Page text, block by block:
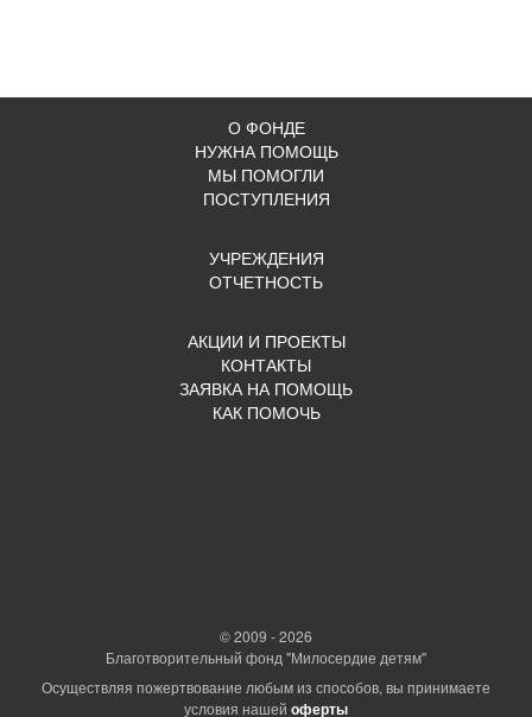
О ФОНДЕ
НУЖНА ПОМОЩЬ
МЫ ПОМОГЛИ
ПОСТУПЛЕНИЯ
УЧРЕЖДЕНИЯ
ОТЧЕТНОСТЬ
АКЦИИ И ПРОЕКТЫ
КОНТАКТЫ
ЗАЯВКА НА ПОМОЩЬ
КАК ПОМОЧЬ
© 2009 - 2026
Благотворительный фонд "Милосердие детям"
Осуществляя пожертвование любым из способов, вы принимаете
условия нашей оферты